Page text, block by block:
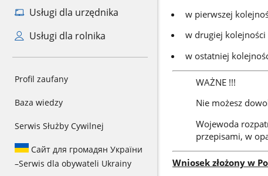
Usługi dla urzędnika
Usługi dla rolnika
Profil zaufany
Baza wiedzy
Serwis Służby Cywilnej
Сайт для громадян України
–Serwis dla obywateli Ukrainy
w pierwszej
w drugiej
w ostatniej
WAŻNE !!!
Nie możesz
Wojewoda
przepisami, w
Wniosek złożony w